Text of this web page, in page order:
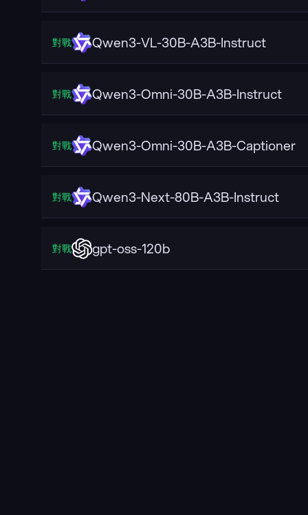
對戰 Qwen3-VL-30B-A3B-Instruct
對戰 Qwen3-Omni-30B-A3B-Instruct
對戰 Qwen3-Omni-30B-A3B-Captioner
對戰 Qwen3-Next-80B-A3B-Instruct
對戰 gpt-oss-120b